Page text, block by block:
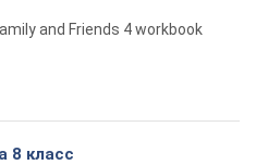
and Friends 4 workbook
8 класс